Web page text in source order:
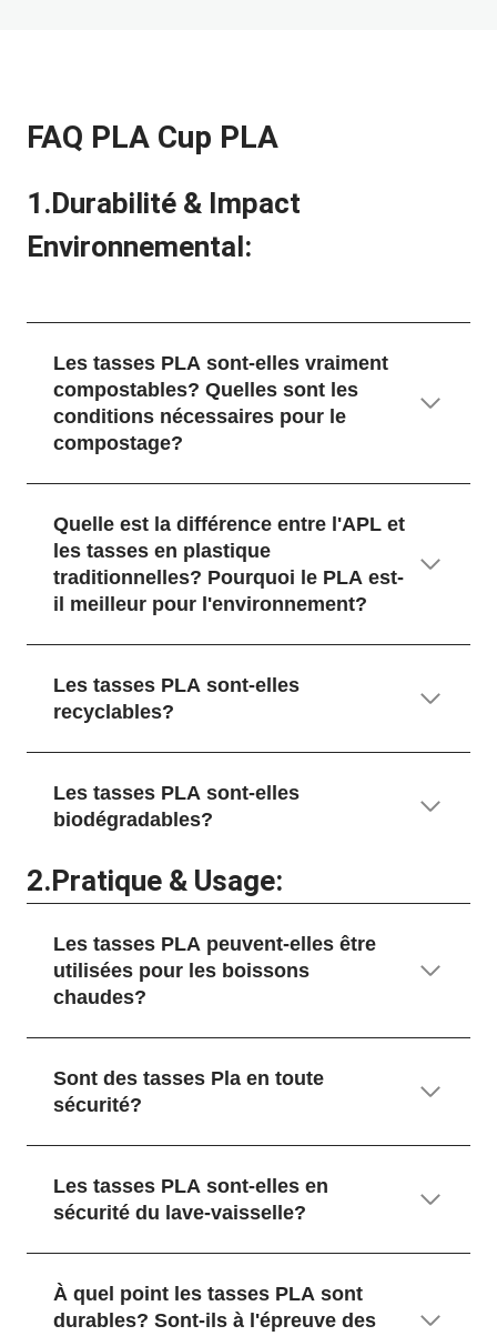
FAQ PLA Cup PLA
1.Durabilité & Impact
Environnemental:
Les tasses PLA sont-elles vraiment
compostables? Quelles sont les
conditions nécessaires pour le
compostage?
Quelle est la différence entre l'APL et
les tasses en plastique
traditionnelles? Pourquoi le PLA est-
il meilleur pour l'environnement?
Les tasses PLA sont-elles
recyclables?
Les tasses PLA sont-elles
biodégradables?
2.Pratique & Usage:
Les tasses PLA peuvent-elles être
utilisées pour les boissons
chaudes?
Sont des tasses Pla en toute
sécurité?
Les tasses PLA sont-elles en
sécurité du lave-vaisselle?
À quel point les tasses PLA sont
durables? Sont-ils à l'épreuve des